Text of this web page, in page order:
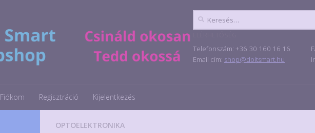
Keresés:
Telefonszám: +36 30 160 16 16
Email cím: shop@doitsmart.hu
Fiókom Regisztráció Kijelentkezés
OPTOELEKTRONIKA